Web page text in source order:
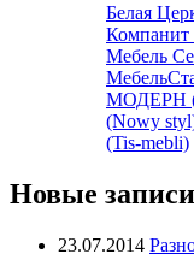
Белая
Компанит
Мебель
МОДЕРН
(Nowy
(Tis-mebli)
Новые
23.07.2014